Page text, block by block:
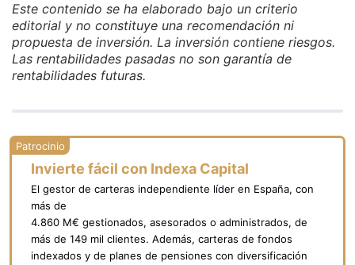
Este contenido se ha elaborado bajo un criterio
editorial y no constituye una recomendación ni
propuesta de inversión. La inversión contiene riesgos.
Las rentabilidades pasadas no son garantía de
rentabilidades futuras.
Invierte fácil con Indexa Capital
El gestor de carteras independiente líder en España, con
más de
4.860 M€ gestionados, asesorados o administrados, de
más de 149 mil clientes. Además, carteras de fondos
indexados y de planes de pensiones con diversificación